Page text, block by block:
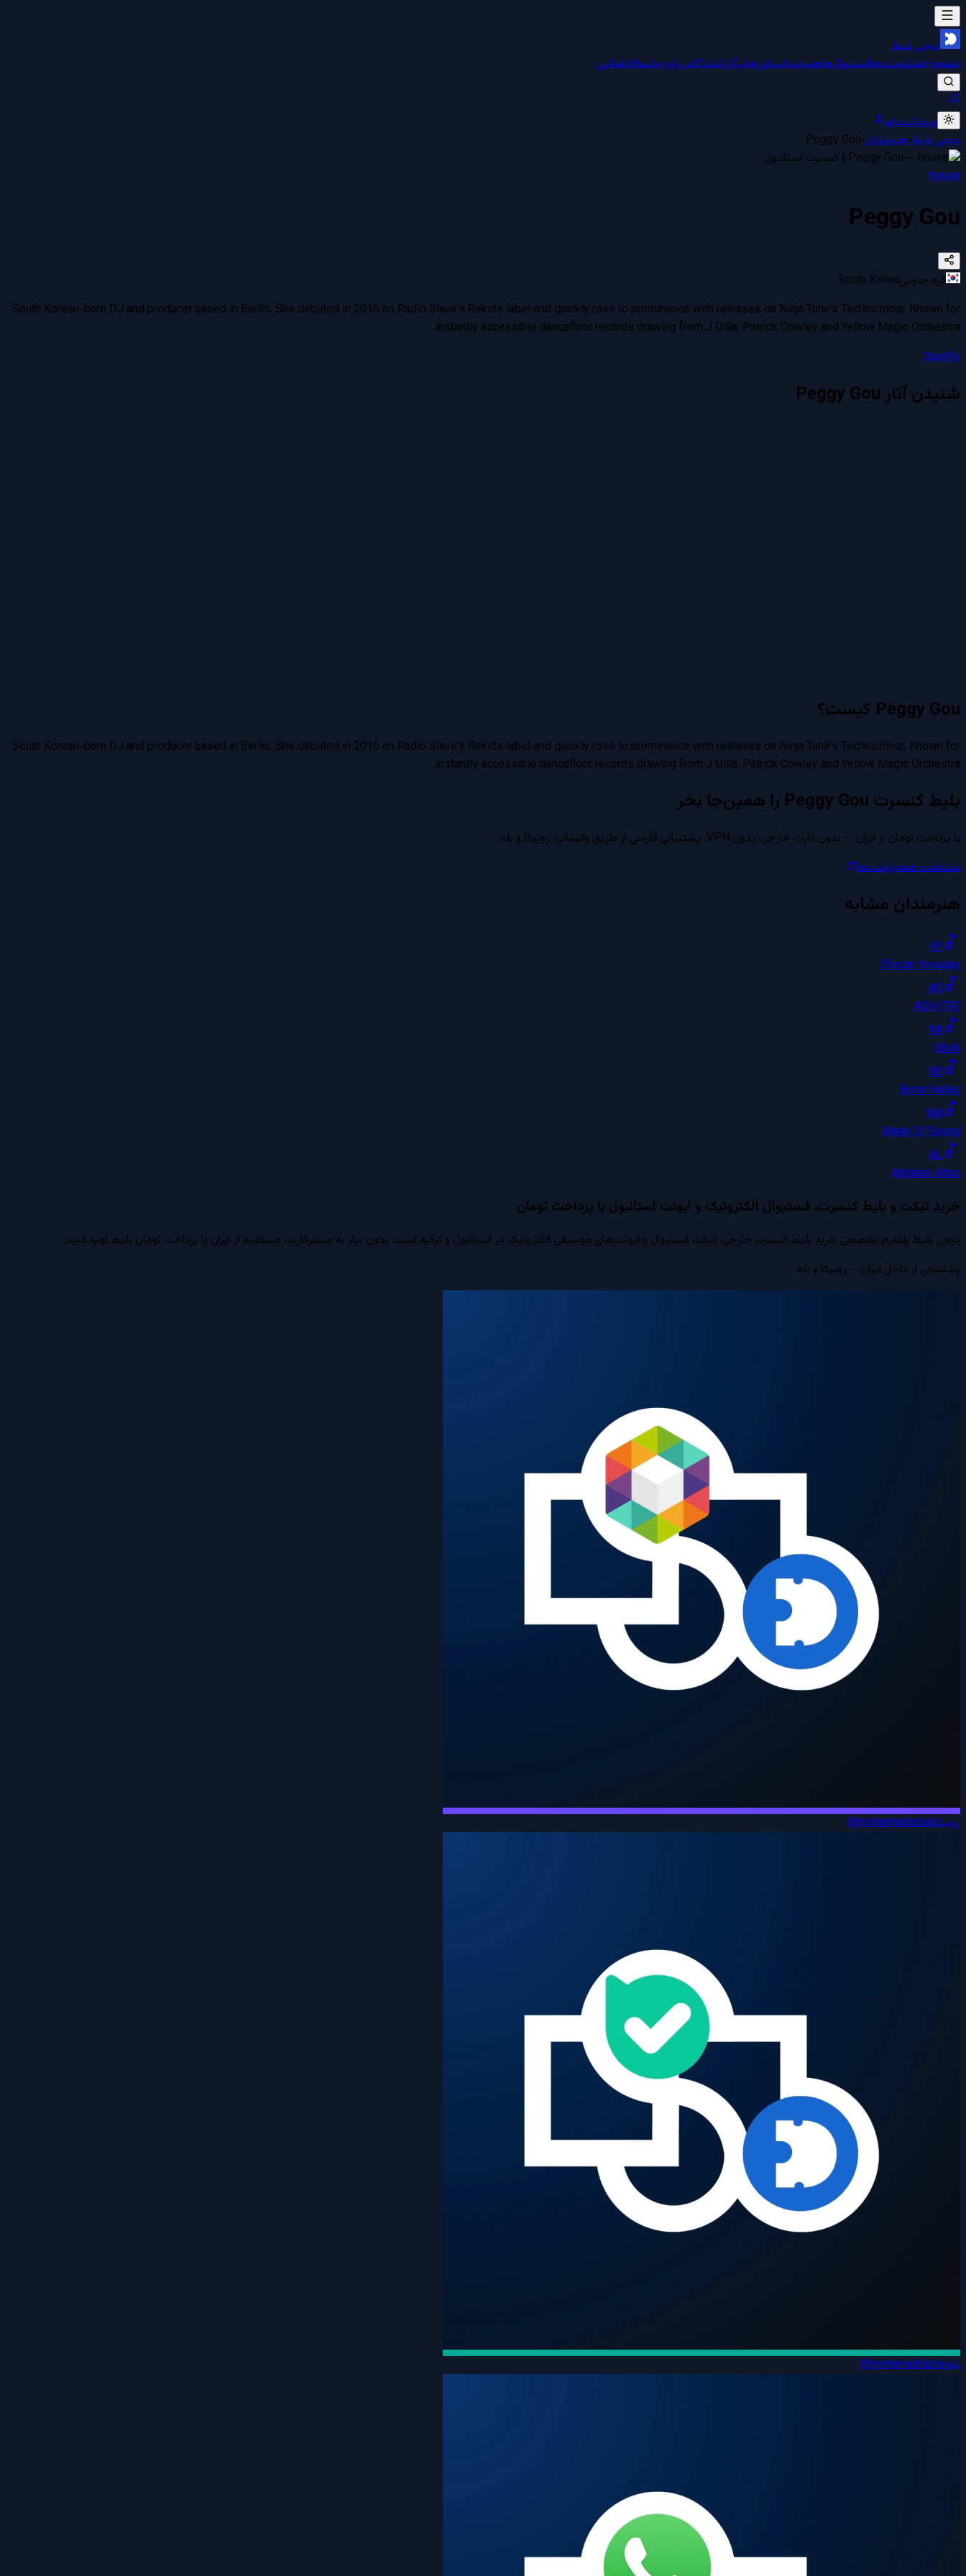
دیجی بلیط
صفحه اصلیایونت‌هافستیوال‌هاهنرمندانسالن‌هابرگزارکنندگاندرباره ماسوالاتقوانین
ورودثبت‌نام
دیجی بلیط›هنرمندان›
Peggy Gou
house
Peggy Gou
کره جنوبیSouth Korea
South Korean-born DJ and producer based in Berlin. She debuted in 2016 on Radio Slave's Rekids label and quickly rose to prominence with releases on Ninja Tune's Technicolour. Known for
instantly accessible dancefloor records drawing from J Dilla, Patrick Cowley and Yellow Magic Orchestra.
Spotify
شنیدن آثارPeggy Gou
Peggy Gou کیست؟
South Korean-born DJ and producer based in Berlin. She debuted in 2016 on Radio Slave's Rekids label and quickly rose to prominence with releases on Ninja Tune's Technicolour. Known for
instantly accessible dancefloor records drawing from J Dilla, Patrick Cowley and Yellow Magic Orchestra.
بلیط کنسرت Peggy Gou را همین‌جا بخر
با پرداخت تومان از ایران — بدون کارت خارجی، بدون VPN. پشتیبانی فارسی از طریق واتساپ، روبیکا و بله.
مشاهده همه ایونت‌ها
هنرمندان مشابه
EF
Efecan Yesugay
AS
ASH (TR)
MI
Mirik
BE
Berat Hallaç
MA
Made Of Sound
AL
Alptekin Altun
خرید تیکت و بلیط کنسرت، فستیوال الکترونیک و ایونت استانبول با پرداخت تومان
دیجی بلیط پلتفرم تخصصی خرید بلیط کنسرت خارجی، تیکت فستیوال و ایونت‌های موسیقی الکترونیک در استانبول و ترکیه است. بدون نیاز به مسترکارت، مستقیم از ایران با پرداخت تومان بلیط تهیه کنید.
پشتیبانی از داخل ایران — روبیکا و بله
روبیکا@mohamadraziei
بله@mohamadraziei